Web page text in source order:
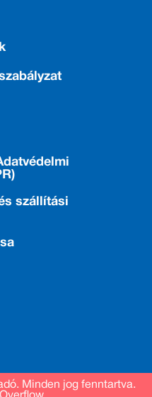
szállítási
Minden jog fenntartva.